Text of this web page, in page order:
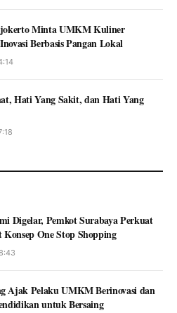
Minta UMKM Kuliner
Berbasis Pangan Lokal
Hati Yang Sakit, dan Hati Yang
Digelar, Pemkot Surabaya Perkuat
One Stop Shopping
Ajak Pelaku UMKM Berinovasi dan
untuk Bersaing